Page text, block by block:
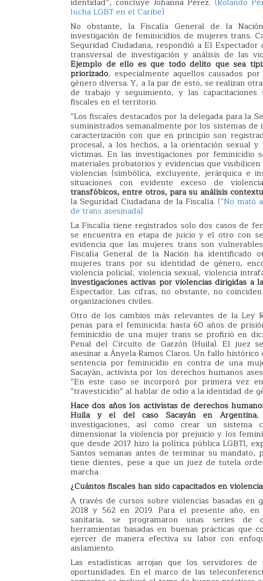
lucha LGBT en el Caribe)
No obstante, la Fiscalía General de la
investigación de feminicidios de mujeres trans.
Seguridad Ciudadana, respondió a El
transversal de investigación y análisis de las
Ejemplo de ello es que todo delito que sea
priorizado, especialmente aquellos causados
género diversa. Y, a la par de esto, se realizan
de trabajo y seguimiento, y las
fiscales en el territorio.
“Los fiscales destacados por la delegada para la
suministrados semanalmente por los sistemas
caracterización con que en principio son
procesal, a los hechos, a la orientación sexual
víctimas. En las investigaciones por feminicidio
materiales probatorios y evidencias que
violencias (simbólica, excluyente, jerárquica e
situaciones con evidente exceso de
transfóbicos, entre otros, para su análisis
la Seguridad Ciudadana de la Fiscalía.(“No mató
de trans asesinada)
La Fiscalía tiene registrados solo dos casos de
se encuentra en etapa de juicio y el otro con
evidencia que las mujeres trans son
Fiscalía General de la Nación ha identificado
mujeres trans por su identidad de género,
violencia policial, violencia sexual, violencia
investigaciones activas por violencias dirigidas a
Espectador. Las cifras, no obstante, no
organizaciones civiles.
Otro de los cambios más relevantes de la Ley
penas para el feminicida: hasta 60 años de
feminicidio de una mujer trans se profirió en
Penal del Circuito de Garzón (Huila). El juez
asesinar a Ányela Ramos Claros. Un fallo
sentencia por feminicidio en contra de una
Sacayán, activista por los derechos humanos
“En este caso se incorporó por primera vez
“travesticidio” al hablar de odio a la identidad de
Hace dos años los activistas de derechos
Huila y el del caso Sacayán en Argentina,
investigaciones, así como crear un sistema
dimensionar la violencia por prejuicio y los
que desde 2017 hizo la política pública LGBTI,
Santos semanas antes de terminar su
tiene dientes, pese a que un juez de tutela
marcha.
¿Cuántos fiscales han sido capacitados en
A través de cursos sobre violencias basadas en
2018 y 562 en 2019. Para el presente año,
sanitaria, se programaron unas series de
herramientas basadas en buenas prácticas que
ejercer de manera efectiva su labor con
aislamiento.
Las estadísticas arrojan que los servidores
oportunidades. En el marco de las